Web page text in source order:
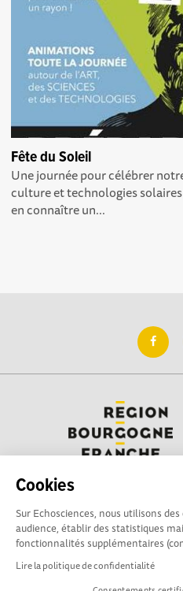
Cookies
Sur Echosciences, nous utilisons
audience, établir des statistiques
fonctionnalités supplémentaires
Lire la politique de confidentialité
Fête du Soleil
Une journée pour célébrer
culture et technologies
en connaître un...
Besoin d'aide pour utiliser
questions aux administrateurs
contact@pavillon-